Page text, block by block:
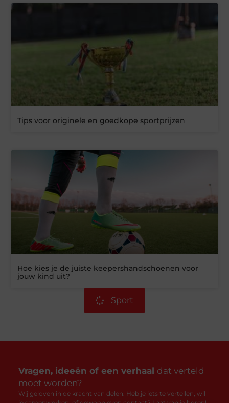
Tips voor originele en goedkope sportprijzen
Hoe kies je de juiste keepershandschoenen voor
jouw kind uit?
Sport
Vragen, ideeën of een verhaal dat verteld
moet worden?
Wij geloven in de kracht van delen. Heb je iets te vertellen, wil